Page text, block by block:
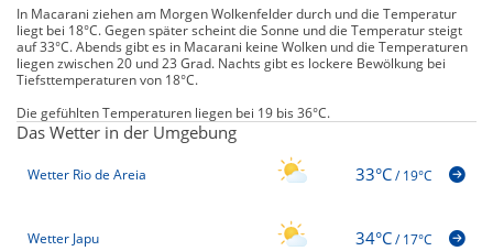
In Macarani ziehen am Morgen Wolkenfelder durch und die Temperatur
liegt bei 18°C. Gegen später scheint die Sonne und die Temperatur steigt
auf 33°C. Abends gibt es in Macarani keine Wolken und die Temperaturen
liegen zwischen 20 und 23 Grad. Nachts gibt es lockere Bewölkung bei
Tiefsttemperaturen von 18°C.
Die gefühlten Temperaturen liegen bei 19 bis 36°C.
Das Wetter in der Umgebung
Wetter Rio de Areia 33°C/19°C
Wetter Japu 34°C/17°C